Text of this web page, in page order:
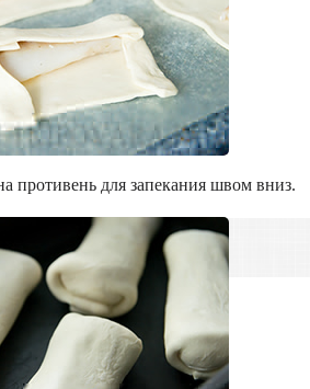
противень для запекания швом вниз.